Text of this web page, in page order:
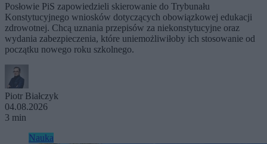
Posłowie PiS zapowiedzieli skierowanie do Trybunału
Konstytucyjnego wniosków dotyczących obowiązkowej edukacji
zdrowotnej. Chcą uznania przepisów za niekonstytucyjne oraz
wydania zabezpieczenia, które uniemożliwiłoby ich stosowanie od
początku nowego roku szkolnego.
Piotr Białczyk
04.08.2026
3 min
Nauka